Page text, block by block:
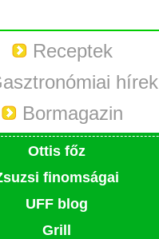
Receptek
hírek
Bormagazin
Ottis főz
finomságai
UFF blog
Grill